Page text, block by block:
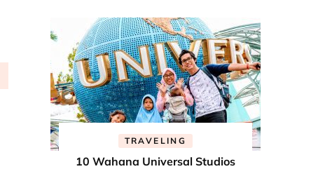
TRAVELING
10 Wahana Universal Studios